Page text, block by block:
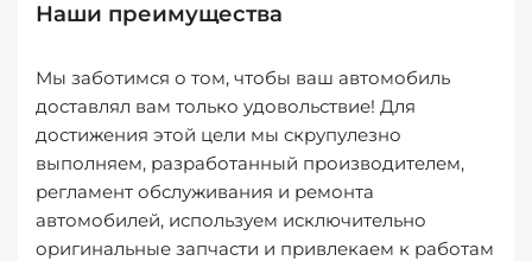
Наши преимущества
Мы заботимся о том, чтобы ваш автомобиль
доставлял вам только удовольствие! Для
достижения этой цели мы скрупулезно
выполняем, разработанный производителем,
регламент обслуживания и ремонта
автомобилей, используем исключительно
оригинальные запчасти и привлекаем к работам